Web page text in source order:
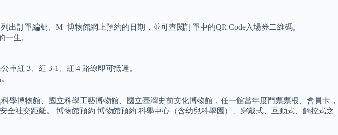
訂單編號、M+博物館網上預約的日期，並可查閱訂單中的QR Code入場券二維碼。
生。
車紅 3、紅 3-1、紅 4 路線即可抵達。
博物館、國立科學工藝博物館、國立臺灣史前文化博物館，任一館當年度門票票根、會員卡，
社交距離。 博物館預約 博物館預約 科學中心（含幼兒科學園）、穿戴式、互動式、觸控式之